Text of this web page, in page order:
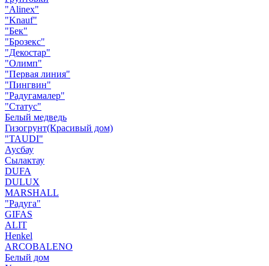
"Alinex"
"Knauf"
"Бек"
"Брозекс"
"Декостар"
"Олимп"
"Первая линия"
"Пингвин"
"Радугамалер"
"Статус"
Белый медведь
Гизогрунт(Красивый дом)
"TAUDI"
Аусбау
Сылактау
DUFA
DULUX
MARSHALL
"Радуга"
GIFAS
ALIT
Henkel
ARCOBALENO
Белый дом